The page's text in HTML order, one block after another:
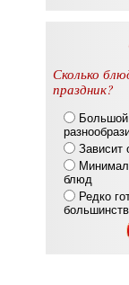
Сколько
праздник?
Зависит
блюд